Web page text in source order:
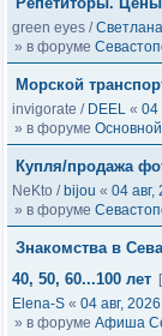
green eyes /
» в форуме
Морской
invigorate / DEEL « 04
» в форуме
Купля/продажа
NeKto / bijou « 04 авг,
» в форуме
Знакомства в
40, 50, 60...100 лет
Elena-S « 04 авг,
» в форуме Афиша